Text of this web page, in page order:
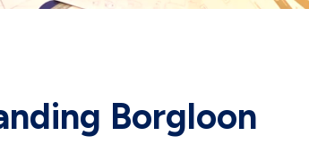
Borgloon